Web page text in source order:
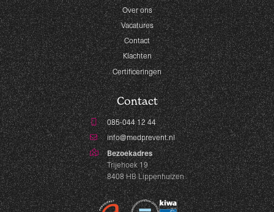
Over ons
Vacatures
Contact
Klachten
Certificeringen
Contact
085-044 12 44
info@medprevent.nl
Bezoekadres
Trijehoek 19
8408 HB Lippenhuizen